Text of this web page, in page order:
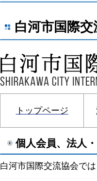
白河市国際
トップページ
個人会員、法人
白河市国際交流協会で